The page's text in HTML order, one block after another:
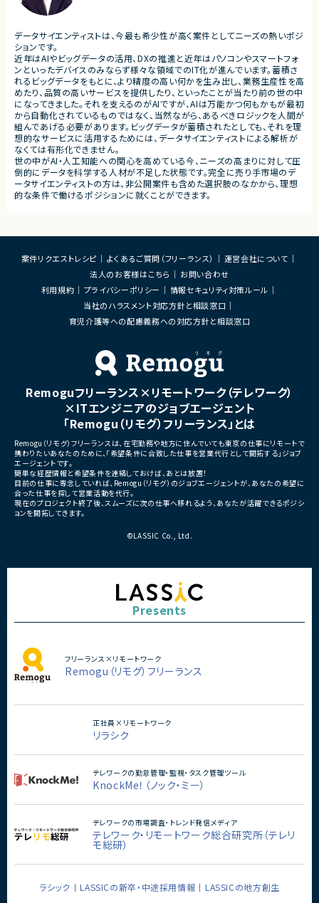
■担当工程
・要件定義
・仕様設計
・プロダクト企画
・開発推進
・運用改善
■その他補足
・フルリモート勤務可能
・10:15から朝会あり
・長期参画前提案件
データサイエンティストは、今最も希少性が高く案件としてニーズの熱いポジ
ションです。
近年はAIやビッグデータの活用、DXの推進と近年はパソコンやスマートフォ
ンといったデバイスのみならず様々な領域でのIT化が進んでいます。蓄積さ
れるビッグデータをもとに、より精度の高い何かを生み出し、業務生産性を高
めたり、品質の高いサービスを提供したり、といったことが当たり前の世の中
になってきました。それを支えるのがAIですが、AIは万能かつ何もかもが最初
から自動化されているものではなく、当然ながら、あるべきロジックを人間が
組んであげる必要があります。ビッグデータが蓄積されたとしても、それを理
想的なサービスに活用するためには、データサイエンティストによる解析が
なくては有形化できません。
世の中がAI・人工知能への関心を高めている今、ニーズの高まりに対して圧
倒的にデータを科学する人材が不足した状態です。完全に売り手市場のデ
ータサイエンティストの方は、非公開案件も含めた選択肢のなかから、理想
的な条件で働けるポジションに就くことができます。
案件リクエストレシピ よくあるご質問（フリーランス）
運営会社について
法人のお客様はこちら
お問い合わせ
利用規約
プライバシーポリシー
情報セキュリティ対策ルール
当社のハラスメント対応方針と相談窓口
育児介護等への配慮義務への対応方針と相談窓口
Remoguフリーランス×リモートワーク（テレワーク）
×ITエンジニアのジョブエージェント
「Remogu（リモグ）フリーランス」とは
Remogu（リモグ）フリーランスは、在宅勤務や地方に住んでいても東京の仕事にリモートで
携わりたいあなたのために、「希望条件に合致した仕事を営業代行として開拓する」ジョブ
エージェントです。
簡単な経歴情報と希望条件を連絡しておけば、あとは放置！
目前の仕事に専念していれば、Remogu（リモグ）のジョブエージェントが、あなたの希望に
合った仕事を探して営業活動を代行。
現在のプロジェクト終了後、スムーズに次の仕事へ移れるよう、あなたが活躍できるポジシ
ョンを開拓してきます。
©LASSIC Co., Ltd.
Presents
フリーランス×リモートワーク
Remogu（リモグ）フリーランス
正社員×リモートワーク
リラシク
テレワークの勤怠管理・監視・タスク管理ツール
KnockMe！（ノック・ミー）
テレワークの市場調査・トレンド発信メディア
テレワーク・リモートワーク総合研究所（テレリ
モ総研）
ラシック LASSICの新卒・中途採用情報 LASSICの地方創生